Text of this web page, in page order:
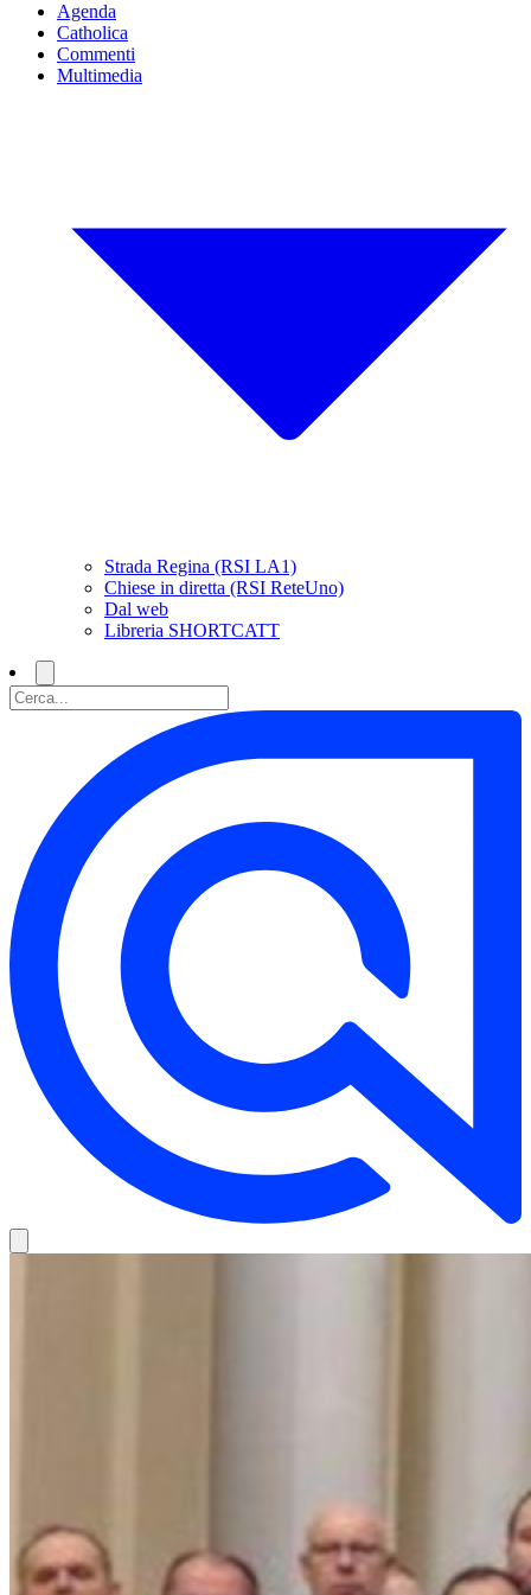
Agenda
Catholica
Commenti
Multimedia
Strada Regina (RSI LA1)
Chiese in diretta (RSI ReteUno)
Dal web
Libreria SHORTCATT